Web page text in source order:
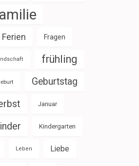
Ferien Fragen
frühling
Geburtstag
Januar
Kindergarten
Leben Liebe